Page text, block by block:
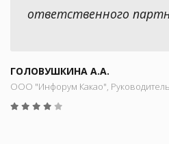
ответственного
ГОЛОВУШКИНА А.А.
ООО "Инфорум Какао",